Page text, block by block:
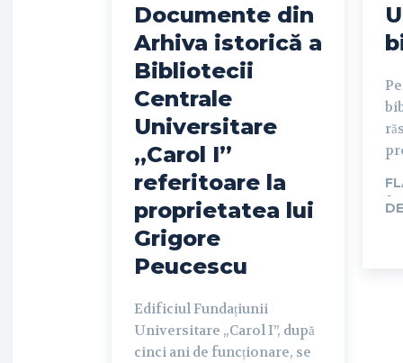
Documente din
Arhiva istorică a
Bibliotecii
Centrale
Universitare
„Carol I”
referitoare la
proprietatea lui
Grigore
Peucescu
Edificiul Fundațiunii
Universitare „Carol I”, după
cinci ani de funcționare, se
-